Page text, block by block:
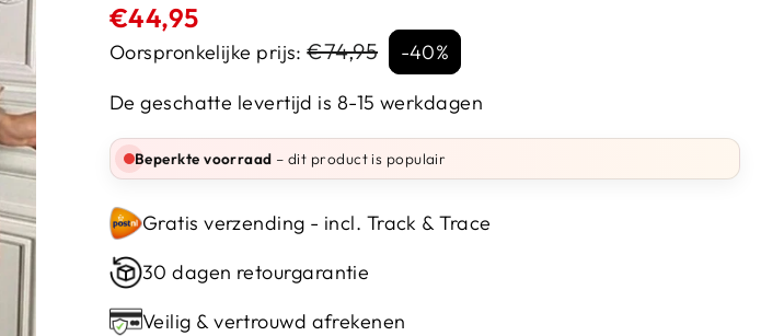
€44,95
prijs
Oorspronkelijke prijs: €74,95
Sale
prijs
-40%
De geschatte levertijd is 8-15 werkdagen
Beperkte voorraad – dit product is populair
Gratis verzending - incl. Track & Trace
30 dagen retourgarantie
Veilig & vertrouwd afrekenen